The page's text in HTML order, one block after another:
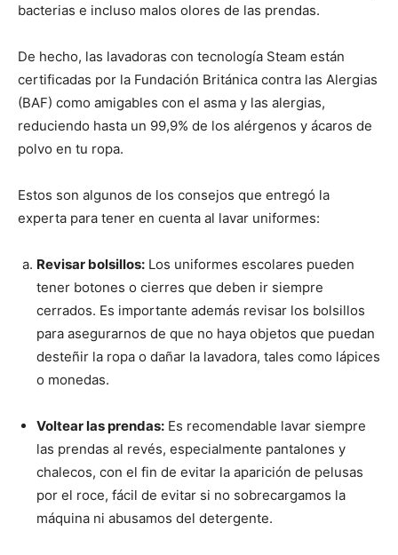
bacterias e incluso malos olores de las prendas.
De hecho, las lavadoras con tecnología Steam están
certificadas por la Fundación Británica contra las Alergias
(BAF) como amigables con el asma y las alergias,
reduciendo hasta un 99,9% de los alérgenos y ácaros de
polvo en tu ropa.
Estos son algunos de los consejos que entregó la
experta para tener en cuenta al lavar uniformes:
Revisar bolsillos: Los uniformes escolares pueden
tener botones o cierres que deben ir siempre
cerrados. Es importante además revisar los bolsillos
para asegurarnos de que no haya objetos que puedan
desteñir la ropa o dañar la lavadora, tales como lápices
o monedas.
Voltear las prendas: Es recomendable lavar siempre
las prendas al revés, especialmente pantalones y
chalecos, con el fin de evitar la aparición de pelusas
por el roce, fácil de evitar si no sobrecargamos la
máquina ni abusamos del detergente.